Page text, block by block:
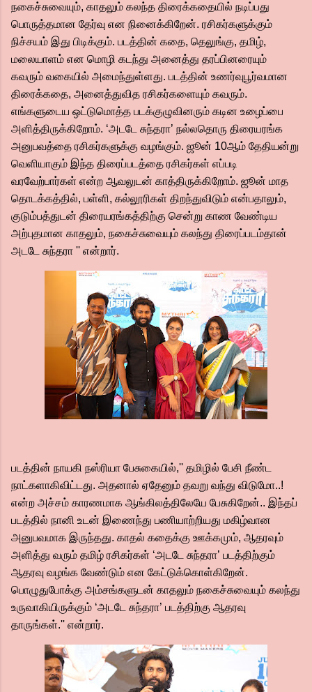
நகைச்சுவையும், காதலும் கலந்த திரைக்கதையில் நடிப்பது
பொருத்தமான தேர்வு என நினைக்கிறேன். ரசிகர்களுக்கும்
நிச்சயம் இது பிடிக்கும். படத்தின் கதை, தெலுங்கு, தமிழ்,
மலையாளம் என மொழி கடந்து அனைத்து தரப்பினரையும்
கவரும் வகையில் அமைந்துள்ளது. படத்தின் உணர்வுபூர்வமான
திரைக்கதை, அனைத்துவித ரசிகர்களையும் கவரும்.
எங்களுடைய ஒட்டுமொத்த படக்குழுவினரும் கடின உழைப்பை
அளித்திருக்கிறோம். ‘அடடே சுந்தரா’ நல்லதொரு திரையரங்க
அனுபவத்தை ரசிகர்களுக்கு வழங்கும். ஜூன் 10ஆம் தேதியன்று
வெளியாகும் இந்த திரைப்படத்தை ரசிகர்கள் எப்படி
வரவேற்பார்கள் என்ற ஆவலுடன் காத்திருக்கிறோம். ஜூன் மாத
தொடக்கத்தில், பள்ளி, கல்லூரிகள் திறந்துவிடும் என்பதாலும்,
குடும்பத்துடன் திரையரங்கத்திற்கு சென்று காண வேண்டிய
அற்புதமான காதலும், நகைச்சுவையும் கலந்து திரைப்படம்தான்
அடடே சுந்தரா '' என்றார்.
படத்தின் நாயகி நஸ்ரியா பேசுகையில்,'' தமிழில் பேசி நீண்ட
நாட்களாகிவிட்டது. அதனால் ஏதேனும் தவறு வந்து விடுமோ..!
என்ற அச்சம் காரணமாக ஆங்கிலத்திலேயே பேசுகிறேன்.. இந்தப்
படத்தில் நானி உடன் இணைந்து பணியாற்றியது மகிழ்வான
அனுபவமாக இருந்தது. காதல் கதைக்கு ஊக்கமும், ஆதரவும்
அளித்து வரும் தமிழ் ரசிகர்கள் ‘அடடே சுந்தரா’ படத்திற்கும்
ஆதரவு வழங்க வேண்டும் என கேட்டுக்கொள்கிறேன்.
பொழுதுபோக்கு அம்சங்களுடன் காதலும் நகைச்சுவையும் கலந்து
உருவாகியிருக்கும் ‘அடடே சுந்தரா’ படத்திற்கு ஆதரவு
தாருங்கள்.'' என்றார்.